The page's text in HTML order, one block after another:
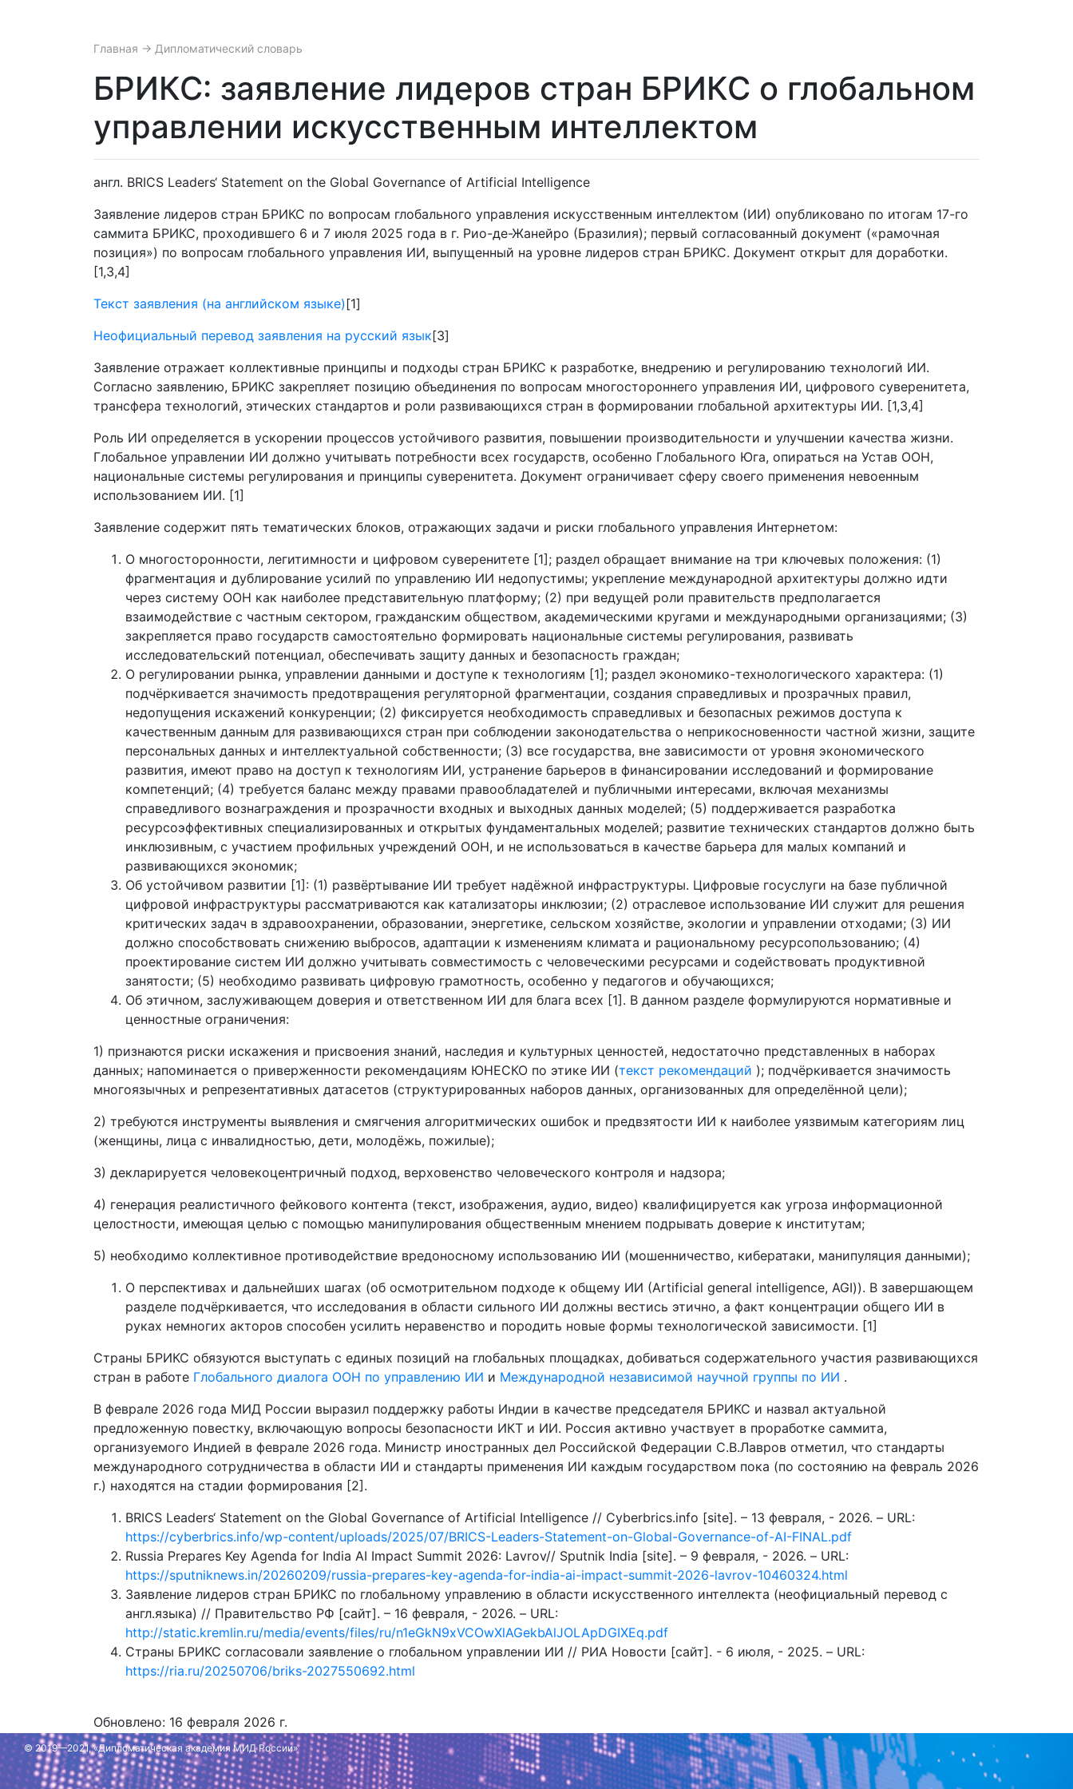
Главная → Дипломатический словарь
БРИКС: заявление лидеров стран БРИКС о глобальном
управлении искусственным интеллектом
англ. BRICS Leaders‘ Statement on the Global Governance of Artificial Intelligence
Заявление лидеров стран БРИКС по вопросам глобального управления искусственным интеллектом (ИИ) опубликовано по итогам 17-го
саммита БРИКС, проходившего 6 и 7 июля 2025 года в г. Рио-де-Жанейро (Бразилия); первый согласованный документ («рамочная
позиция») по вопросам глобального управления ИИ, выпущенный на уровне лидеров стран БРИКС. Документ открыт для доработки.
[1,3,4]
Текст заявления (на английском языке) [1]
Неофициальный перевод заявления на русский язык[3]
Заявление отражает коллективные принципы и подходы стран БРИКС к разработке, внедрению и регулированию технологий ИИ.
Согласно заявлению, БРИКС закрепляет позицию объединения по вопросам многостороннего управления ИИ, цифрового суверенитета,
трансфера технологий, этических стандартов и роли развивающихся стран в формировании глобальной архитектуры ИИ. [1,3,4]
Роль ИИ определяется в ускорении процессов устойчивого развития, повышении производительности и улучшении качества жизни.
Глобальное управлении ИИ должно учитывать потребности всех государств, особенно Глобального Юга, опираться на Устав ООН,
национальные системы регулирования и принципы суверенитета. Документ ограничивает сферу своего применения невоенным
использованием ИИ. [1]
Заявление содержит пять тематических блоков, отражающих задачи и риски глобального управления Интернетом:
О многосторонности, легитимности и цифровом суверенитете [1]; раздел обращает внимание на три ключевых положения: (1)
фрагментация и дублирование усилий по управлению ИИ недопустимы; укрепление международной архитектуры должно идти
через систему ООН как наиболее представительную платформу; (2) при ведущей роли правительств предполагается
взаимодействие с частным сектором, гражданским обществом, академическими кругами и международными организациями; (3)
закрепляется право государств самостоятельно формировать национальные системы регулирования, развивать
исследовательский потенциал, обеспечивать защиту данных и безопасность граждан;
О регулировании рынка, управлении данными и доступе к технологиям [1]; раздел экономико-технологического характера: (1)
подчёркивается значимость предотвращения регуляторной фрагментации, создания справедливых и прозрачных правил,
недопущения искажений конкуренции; (2) фиксируется необходимость справедливых и безопасных режимов доступа к
качественным данным для развивающихся стран при соблюдении законодательства о неприкосновенности частной жизни, защите
персональных данных и интеллектуальной собственности; (3) все государства, вне зависимости от уровня экономического
развития, имеют право на доступ к технологиям ИИ, устранение барьеров в финансировании исследований и формирование
компетенций; (4) требуется баланс между правами правообладателей и публичными интересами, включая механизмы
справедливого вознаграждения и прозрачности входных и выходных данных моделей; (5) поддерживается разработка
ресурсоэффективных специализированных и открытых фундаментальных моделей; развитие технических стандартов должно быть
инклюзивным, с участием профильных учреждений ООН, и не использоваться в качестве барьера для малых компаний и
развивающихся экономик;
Об устойчивом развитии [1]: (1) развёртывание ИИ требует надёжной инфраструктуры. Цифровые госуслуги на базе публичной
цифровой инфраструктуры рассматриваются как катализаторы инклюзии; (2) отраслевое использование ИИ служит для решения
критических задач в здравоохранении, образовании, энергетике, сельском хозяйстве, экологии и управлении отходами; (3) ИИ
должно способствовать снижению выбросов, адаптации к изменениям климата и рациональному ресурсопользованию; (4)
проектирование систем ИИ должно учитывать совместимость с человеческими ресурсами и содействовать продуктивной
занятости; (5) необходимо развивать цифровую грамотность, особенно у педагогов и обучающихся;
Об этичном, заслуживающем доверия и ответственном ИИ для блага всех [1]. В данном разделе формулируются нормативные и
ценностные ограничения:
1) признаются риски искажения и присвоения знаний, наследия и культурных ценностей, недостаточно представленных в наборах
данных; напоминается о приверженности рекомендациям ЮНЕСКО по этике ИИ (текст рекомендаций ); подчёркивается значимость
многоязычных и репрезентативных датасетов (структурированных наборов данных, организованных для определённой цели);
2) требуются инструменты выявления и смягчения алгоритмических ошибок и предвзятости ИИ к наиболее уязвимым категориям лиц
(женщины, лица с инвалидностью, дети, молодёжь, пожилые);
3) декларируется человекоцентричный подход, верховенство человеческого контроля и надзора;
4) генерация реалистичного фейкового контента (текст, изображения, аудио, видео) квалифицируется как угроза информационной
целостности, имеющая целью с помощью манипулирования общественным мнением подрывать доверие к институтам;
5) необходимо коллективное противодействие вредоносному использованию ИИ (мошенничество, кибератаки, манипуляция данными);
О перспективах и дальнейших шагах (об осмотрительном подходе к общему ИИ (Artificial general intelligence, AGI)). В завершающем
разделе подчёркивается, что исследования в области сильного ИИ должны вестись этично, а факт концентрации общего ИИ в
руках немногих акторов способен усилить неравенство и породить новые формы технологической зависимости. [1]
Страны БРИКС обязуются выступать с единых позиций на глобальных площадках, добиваться содержательного участия развивающихся
стран в работе Глобального диалога ООН по управлению ИИ и Международной независимой научной группы по ИИ .
В феврале 2026 года МИД России выразил поддержку работы Индии в качестве председателя БРИКС и назвал актуальной
предложенную повестку, включающую вопросы безопасности ИКТ и ИИ. Россия активно участвует в проработке саммита,
организуемого Индией в феврале 2026 года. Министр иностранных дел Российской Федерации С.В.Лавров отметил, что стандарты
международного сотрудничества в области ИИ и стандарты применения ИИ каждым государством пока (по состоянию на февраль 2026
г.) находятся на стадии формирования [2].
BRICS Leaders‘ Statement on the Global Governance of Artificial Intelligence // Cyberbrics.info [site]. – 13 февраля, - 2026. – URL:
https://cyberbrics.info/wp-content/uploads/2025/07/BRICS-Leaders-Statement-on-Global-Governance-of-AI-FINAL.pdf
Russia Prepares Key Agenda for India AI Impact Summit 2026: Lavrov// Sputnik India [site]. – 9 февраля, - 2026. – URL:
https://sputniknews.in/20260209/russia-prepares-key-agenda-for-india-ai-impact-summit-2026-lavrov-10460324.html
Заявление лидеров стран БРИКС по глобальному управлению в области искусственного интеллекта (неофициальный перевод с
англ.языка) // Правительство РФ [сайт]. – 16 февраля, - 2026. – URL:
http://static.kremlin.ru/media/events/files/ru/n1eGkN9xVCOwXlAGekbAlJOLApDGIXEq.pdf
Страны БРИКС согласовали заявление о глобальном управлении ИИ // РИА Новости [сайт]. - 6 июля, - 2025. – URL:
https://ria.ru/20250706/briks-2027550692.html
Обновлено: 16 февраля 2026 г.
© 2019—2021, «Дипломатическая академия МИД России»